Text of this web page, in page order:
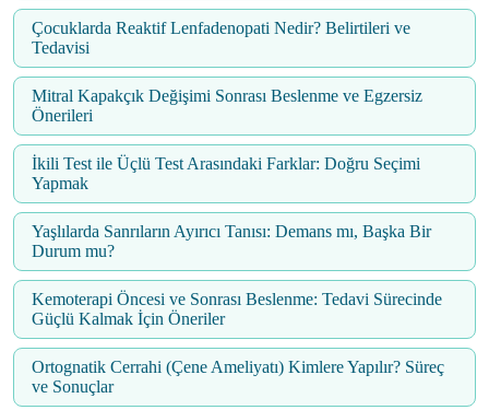
Çocuklarda Reaktif Lenfadenopati Nedir? Belirtileri ve
Tedavisi
Mitral Kapakçık Değişimi Sonrası Beslenme ve Egzersiz
Önerileri
İkili Test ile Üçlü Test Arasındaki Farklar: Doğru Seçimi
Yapmak
Yaşlılarda Sanrıların Ayırıcı Tanısı: Demans mı, Başka Bir
Durum mu?
Kemoterapi Öncesi ve Sonrası Beslenme: Tedavi Sürecinde
Güçlü Kalmak İçin Öneriler
Ortognatik Cerrahi (Çene Ameliyatı) Kimlere Yapılır? Süreç
ve Sonuçlar